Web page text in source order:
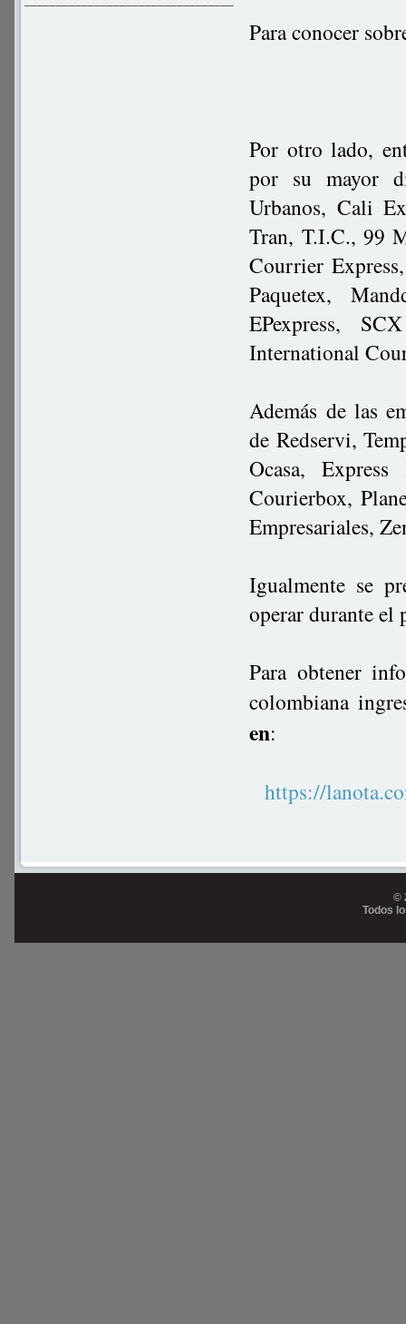
–––––––––––––––––––––––––––––––––
Para conocer
Por otro lado,
por su mayor
Urbanos, Cali
Tran, T.I.C., 99
Courrier
Paquetex,
EPexpress,
International
Además de las
de Redservi,
Ocasa,
Courierbox,
Empresariales,
Igualmente se
operar durante el
Para obtener
colombiana
en:
https://
©
Todos